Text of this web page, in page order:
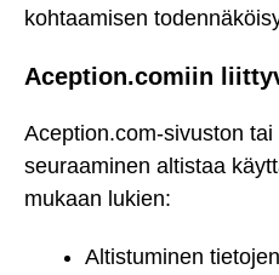
kohtaamisen
Aception.comiin
Aception.com-sivuston
seuraaminen altistaa
mukaan lukien:
Altistuminen